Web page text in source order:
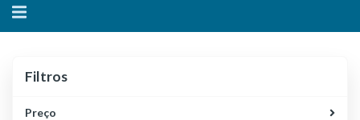
Alternar
Filtros
Preço